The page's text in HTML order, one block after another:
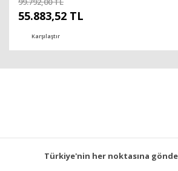
55.883,52 TL
Karşılaştır
Türkiye'nin her noktasına